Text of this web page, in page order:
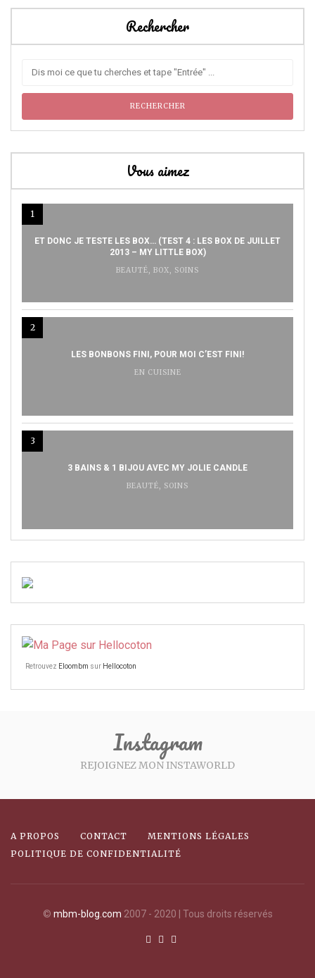
Rechercher
Vous aimez
1
ET DONC JE TESTE LES BOX… (TEST 4 : LES BOX DE JUILLET
2013 – MY LITTLE BOX)
BEAUTÉ, BOX, SOINS
2
LES BONBONS FINI, POUR MOI C’EST FINI!
EN CUISINE
3
3 BAINS & 1 BIJOU AVEC MY JOLIE CANDLE
BEAUTÉ, SOINS
Retrouvez Eloombm sur Hellocoton
Instagram
REJOIGNEZ MON INSTAWORLD
A PROPOS CONTACT
MENTIONS LÉGALES
POLITIQUE DE CONFIDENTIALITÉ
© mbm-blog.com 2007 - 2020 | Tous droits réservés